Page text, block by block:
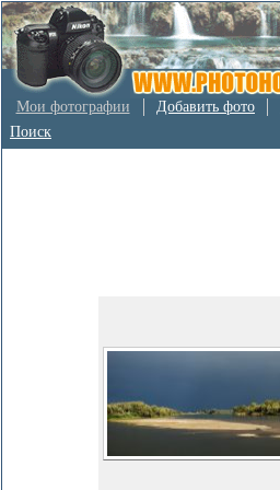
Мои фотографии
Добавить фото
Поиск